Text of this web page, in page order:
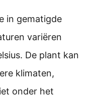
in gematigde
variëren
De plant kan
klimaten,
onder het